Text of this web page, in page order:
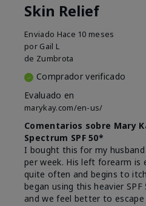
Skin Relief
Enviado Hace 10 meses
por Gail L
de Zumbrota
Comprador verificado
Evaluado en
marykay.com/en-us/
Comentarios sobre Mary
Spectrum SPF 50*
I bought this for my
per week. His left forearm is
quite often and begins to
began using this heavier
and we feel better to